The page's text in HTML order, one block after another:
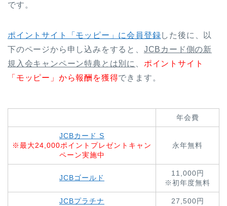
です。
ポイントサイト「モッピー」に会員登録した後に、以
下のページから申し込みをすると、 JCBカード側の新
規入会キャンペーン特典とは別に
ポイントサイト
「モッピー」から報酬を獲得できます。
年会費
JCBカード S
※最大24,000ポイントプレゼントキャン
ペーン実施中
永年無料
JCBゴールド
11,000円
※初年度無料
JCBプラチナ 27,500円